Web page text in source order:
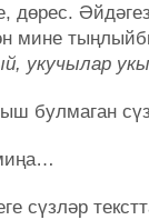
дөрес.
мине
укучылар
булмаган
сүзләр